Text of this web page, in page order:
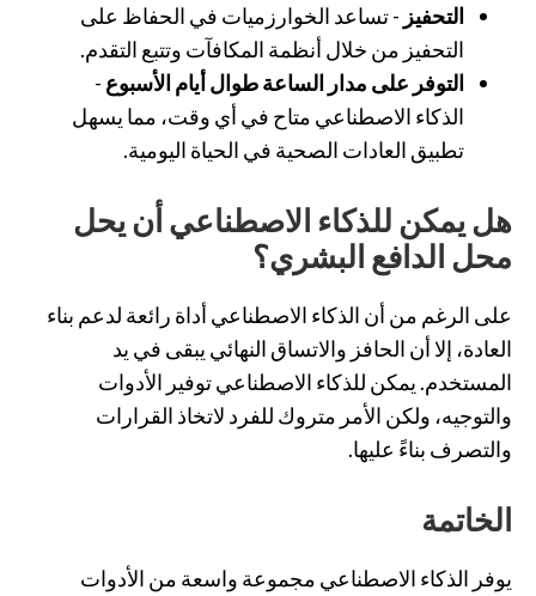
التحفيز - تساعد الخوارزميات في الحفاظ على
التحفيز من خلال أنظمة المكافآت وتتبع التقدم.
التوفر على مدار الساعة طوال أيام الأسبوع -
الذكاء الاصطناعي متاح في أي وقت، مما يسهل
تطبيق العادات الصحية في الحياة اليومية.
هل يمكن للذكاء الاصطناعي أن يحل
محل الدافع البشري؟
على الرغم من أن الذكاء الاصطناعي أداة رائعة لدعم بناء
العادة، إلا أن الحافز والاتساق النهائي يبقى في يد
المستخدم. يمكن للذكاء الاصطناعي توفير الأدوات
والتوجيه، ولكن الأمر متروك للفرد لاتخاذ القرارات
والتصرف بناءً عليها.
الخاتمة
يوفر الذكاء الاصطناعي مجموعة واسعة من الأدوات